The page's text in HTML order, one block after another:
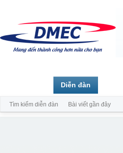
Diễn đàn
Tìm kiếm diễn đàn Bài viết gần đây